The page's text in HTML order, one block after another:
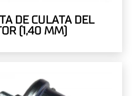
DE CULATA DEL
(1,40 MM)